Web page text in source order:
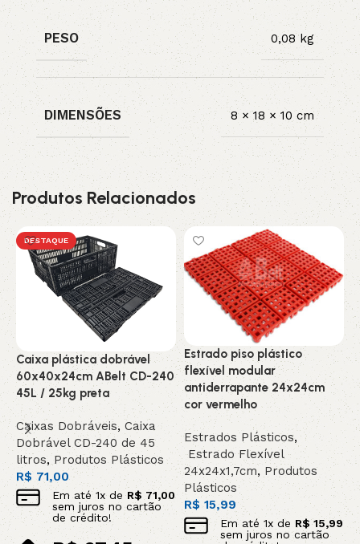
PESO 0,08 kg
DIMENSÕES 8 × 18 × 10 cm
Produtos Relacionados
DESTAQUE
Caixa plástica dobrável
60x40x24cm ABelt CD-240
45L / 25kg preta
Caixas Dobráveis, Caixa
Dobrável CD-240 de 45
litros, Produtos Plásticos
R$ 71,00
Em até 1x deR$ 71,00
sem juros no cartão
de crédito!
Estrado piso plástico
flexível modular
antiderrapante 24x24cm
cor vermelho
Estrados Plásticos,
Estrado Flexível
24x24x1,7cm, Produtos
Plásticos
R$ 15,99
Em até 1x de R$15,99
sem juros no cartão